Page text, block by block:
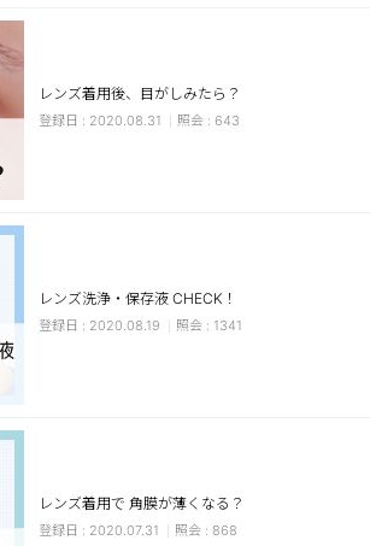
チョコ
ン
レンズ着用後、目がしみたら？
2020.08.31 643
レンズ洗浄・保存液 CHECK！
2020.08.19 1341
レンズ着用で 角膜が薄くなる？
2020.07.31 868